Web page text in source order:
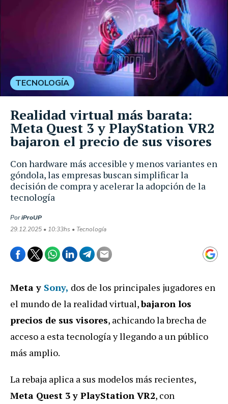
Con hardware más accesible y menos variantes en
góndola, las empresas buscan simplificar la
decisión de compra y acelerar la adopción de la
tecnología
PoriProUP
29.12.2025 • 10:33hs • Tecnología
TECNOLOGÍA
Realidad virtual más barata:
Meta Quest 3 y PlayStation VR2
bajaron el precio de sus visores
Meta y Sony, dos de los principales jugadores en
el mundo de la realidad virtual,bajaron los
precios de sus visores, achicando la brecha de
acceso a esta tecnología y llegando a un público
más amplio.
La rebaja aplica a sus modelos más recientes,
Meta Quest 3 y PlayStation VR2, con